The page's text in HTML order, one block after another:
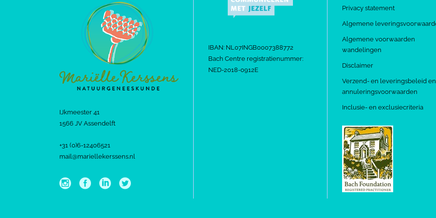
IJkmeester 41
1566 JV Assendelft
+31 (0)6-12406521
mail@mariellekerssens.nl
IBAN: NL07INGB0007388772
Bach Centre registratienummer:
NED-2018-0912E
Privacy statement
Algemene
Algemene voorwaarden
wandelingen
Disclaimer
Verzend- en leveringsbeleid en
annuleringsvoorwaarden
Inclusie- en exclusiecriteria